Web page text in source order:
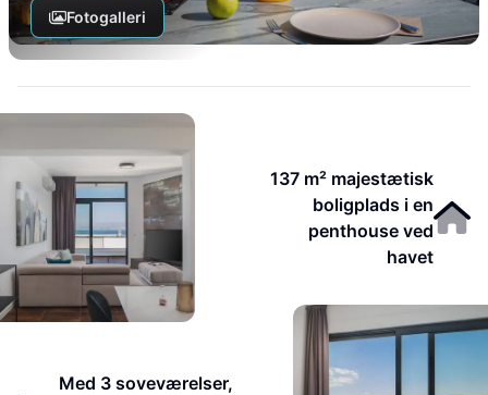
Fotogalleri
137 m² majestætisk
boligplads i en
penthouse ved
havet
Med 3 soveværelser,